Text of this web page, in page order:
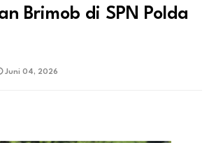
Brimob di SPN Polda
Juni 04, 2026